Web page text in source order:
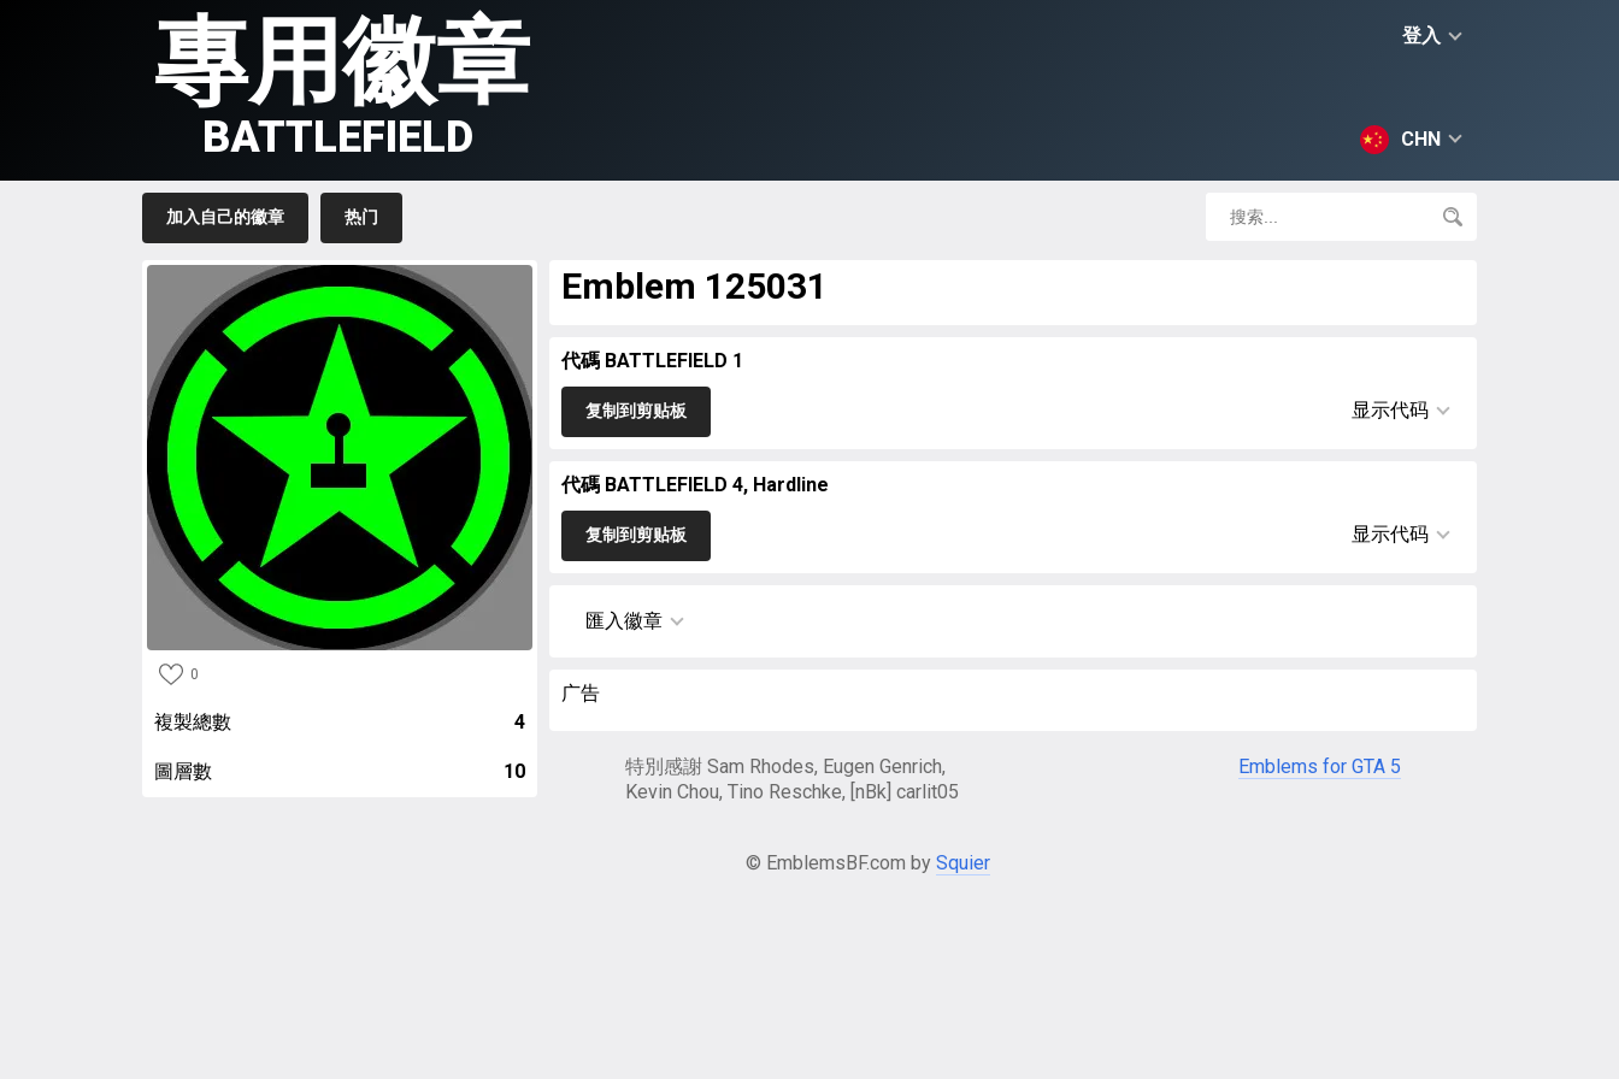
登入
CHN
專用徽章
BATTLEFIELD
加入自己的徽章 热门
0
複製總數 4
圖層數 10
Emblem 125031
代碼 BATTLEFIELD 1
复制到剪贴板 显示代码
代碼 BATTLEFIELD 4, Hardline
复制到剪贴板 显示代码
匯入徽章
广告
特別感謝 Sam Rhodes, Eugen Genrich,
Kevin Chou, Tino Reschke, [nBk] carlit05
Emblems for GTA 5
© EmblemsBF.com by Squier